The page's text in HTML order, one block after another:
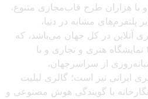
با هزاران طرح قاب‌مجازی متنوع،
پلتفرم‌های مشابه در دنیا،
آنلاین در کل جهان می‌باشد، که
باتجربهٔ برگزاری بیش از ۲۵۰ نمایشگاه هنری و تجاری و با
از سراسرجهان،
ایرانی نیز است؛ گالری لیلیت
نگارخانه با گویندگی هوش مصنوعی و